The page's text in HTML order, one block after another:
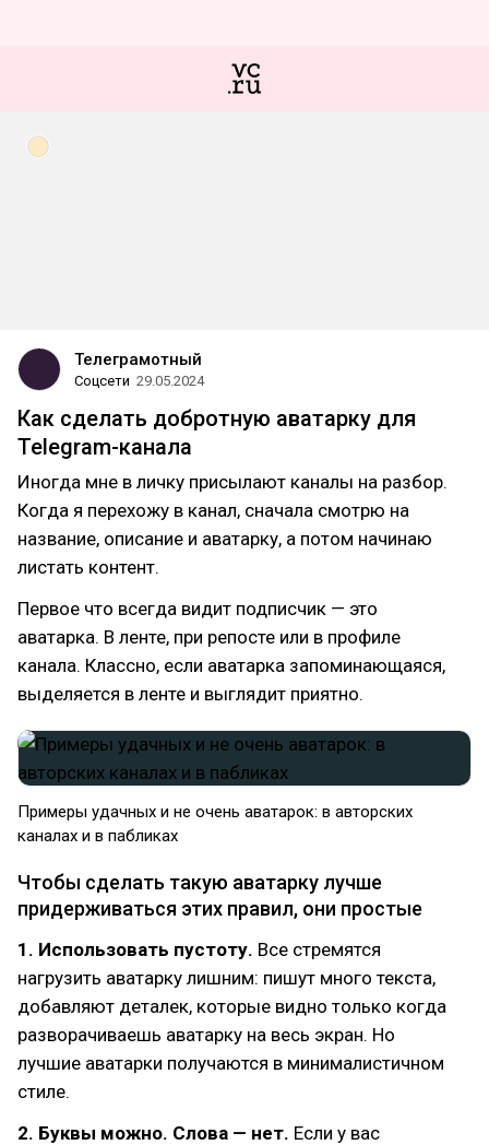
Телеграмотный
Соцсети 29.05.2024
Как сделать добротную аватарку для
Telegram-канала
Иногда мне в личку присылают каналы на разбор.
Когда я перехожу в канал, сначала смотрю на
название, описание и аватарку, а потом начинаю
листать контент.
Первое что всегда видит подписчик — это
аватарка. В ленте, при репосте или в профиле
канала. Классно, если аватарка запоминающаяся,
выделяется в ленте и выглядит приятно.
Примеры удачных и не очень аватарок: в авторских
каналах и в пабликах
Чтобы сделать такую аватарку лучше
придерживаться этих правил, они простые
1. Использовать пустоту. Все стремятся
нагрузить аватарку лишним: пишут много текста,
добавляют деталек, которые видно только когда
разворачиваешь аватарку на весь экран. Но
лучшие аватарки получаются в минималистичном
стиле.
2. Буквы можно. Слова — нет. Если у вас